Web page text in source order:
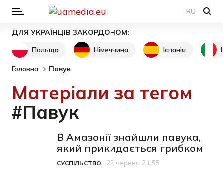
RU
ДЛЯ УКРАЇНЦІВ ЗАКОРДОНОМ:
Польща
Німеччина Іспанія
Головна Павук
Матеріали за тегом
#Павук
В Амазонії знайшли павука,
який прикидається грибком
Категорія
СУСПІЛЬСТВО
Дата публікації22 червня 21:55